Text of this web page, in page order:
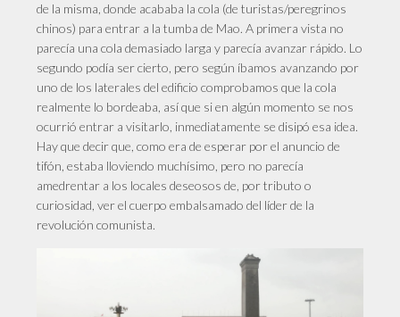
de la misma, donde acababa la cola (de turistas/peregrinos
chinos) para entrar a la tumba de Mao. A primera vista no
parecía una cola demasiado larga y parecía avanzar rápido. Lo
segundo podía ser cierto, pero según íbamos avanzando por
uno de los laterales del edificio comprobamos que la cola
realmente lo bordeaba, así que si en algún momento se nos
ocurrió entrar a visitarlo, inmediatamente se disipó esa idea.
Hay que decir que, como era de esperar por el anuncio de
tifón, estaba lloviendo muchísimo, pero no parecía
amedrentar a los locales deseosos de, por tributo o
curiosidad, ver el cuerpo embalsamado del líder de la
revolución comunista.